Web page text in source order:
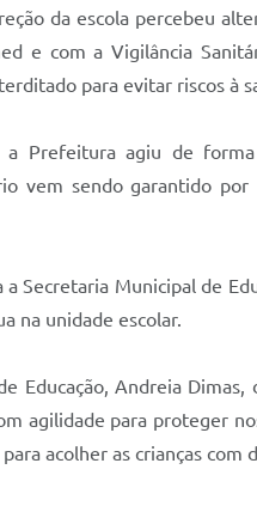
da escola percebeu
e com a Vigilância
para evitar riscos à
a Prefeitura agiu de
vem sendo garantido
Secretaria Municipal de
na unidade escolar.
Educação, Andreia
agilidade para proteger
acolher as crianças com